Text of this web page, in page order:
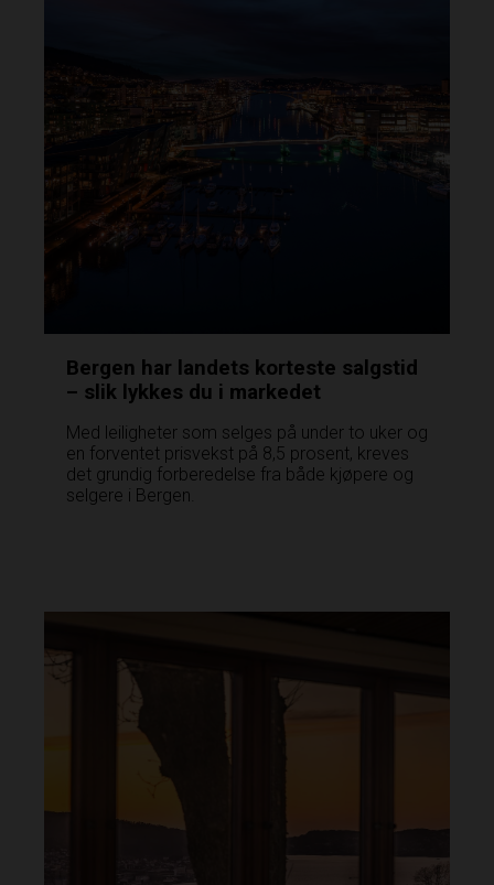
Bergen har landets korteste salgstid
– slik lykkes du i markedet
Med leiligheter som selges på under to uker og
en forventet prisvekst på 8,5 prosent, kreves
det grundig forberedelse fra både kjøpere og
selgere i Bergen.